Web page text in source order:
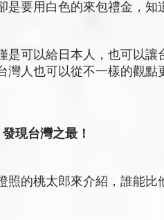
是要用白色的來包禮金，
可以給日本人，也可以讓
灣人也可以從不一樣的觀
現台灣之最！
照的桃太郎來介紹，誰能比